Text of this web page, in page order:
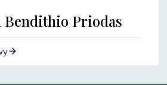
Bendithio Priodas